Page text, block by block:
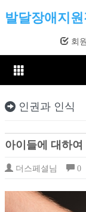
발달장애지
회
인권과 인식
아이들에 대하
더스페셜님 0